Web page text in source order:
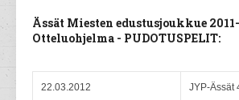
Ässät Miesten edustusjoukkue
Otteluohjelma - PUDOTUSPELIT:
22.03.2012 JYP-Ässät